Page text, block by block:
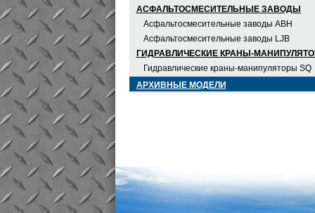
АСФАЛЬТОСМЕСИТЕЛЬНЫЕ ЗАВОДЫ
Асфальтосмесительные заводы ABH
Асфальтосмесительные заводы LJB
ГИДРАВЛИЧЕСКИЕ КРАНЫ-
Гидравлические краны-манипуляторы SQ
АРХИВНЫЕ МОДЕЛИ